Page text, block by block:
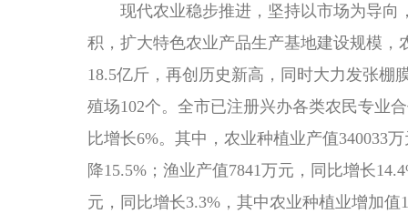
现代农业稳步推进，坚持以市场为导向
积，扩大特色农业产品生产基地建设规模
18.5亿斤，再创历史新高，同时大力发张棚
殖场102个。全市已注册兴办各类农民专业
比增长6%。其中，农业种植业产值340033
降15.5%；渔业产值7841万元，同比增长
元，同比增长3.3%，其中农业种植业增加